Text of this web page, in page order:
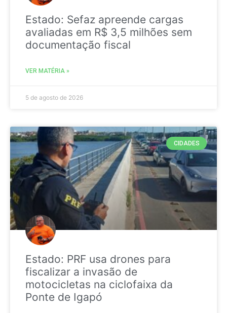
Estado: Sefaz apreende cargas
avaliadas em R$ 3,5 milhões sem
documentação fiscal
VER MATÉRIA »
5 de agosto de 2026
CIDADES
Estado: PRF usa drones para
fiscalizar a invasão de
motocicletas na ciclofaixa da
Ponte de Igapó